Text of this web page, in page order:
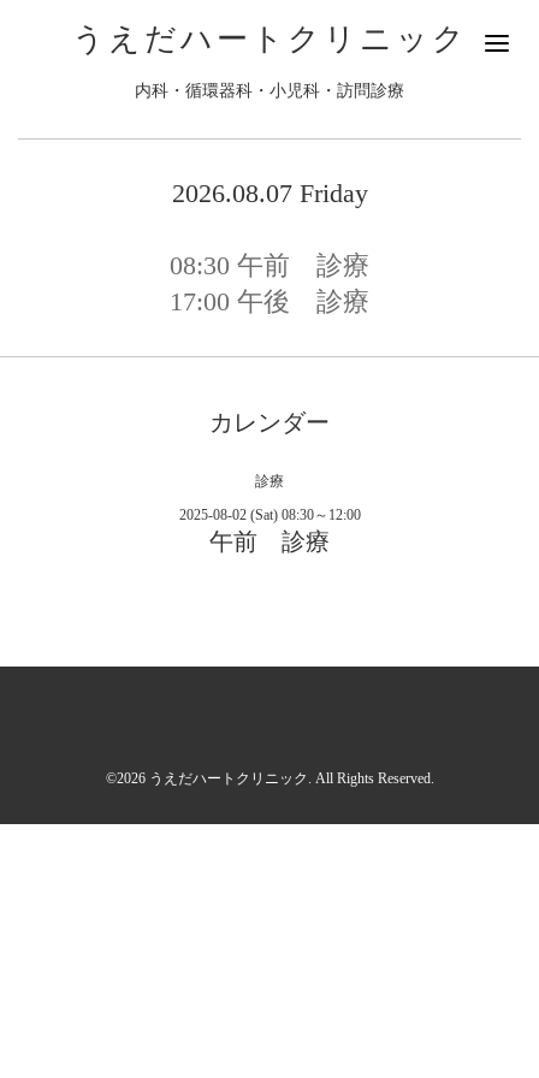
うえだハートクリニック
内科・循環器科・小児科・訪問診療
2026.08.07 Friday
08:30 午前 診療
17:00 午後 診療
カレンダー
診療
2025-08-02 (Sat) 08:30～12:00
午前 診療
©2026 うえだハートクリニック . All Rights Reserved.